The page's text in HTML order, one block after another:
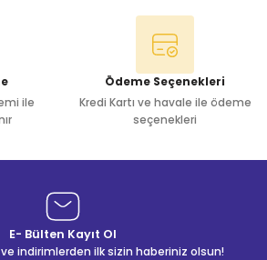
ile
Ödeme Seçenekleri
Kredi Kartı ve havale ile ödeme
seçenekleri
E- Bülten Kayıt Ol
indirimlerden ilk sizin haberiniz olsun!